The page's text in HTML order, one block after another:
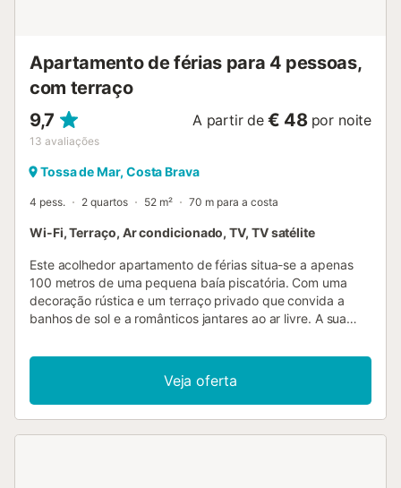
Apartamento de férias para 4 pessoas,
com terraço
9,7
13 avaliações
A partir de € 48 por noite
Tossa de Mar, Costa Brava
4 pess. 2 quartos 52 m² 70 m para a costa
Wi-Fi, Terraço, Ar condicionado, TV, TV satélite
Este acolhedor apartamento de férias situa-se a apenas
100 metros de uma pequena baía piscatória. Com uma
decoração rústica e um terraço privado que convida a
banhos de sol e a românticos jantares ao ar livre. A sua
Ronda, permitirá explorar os numerosos penhascos
escarpados que dão nome à Costa Brava e as suas belas
enseadas. A apenas 2 minutos do centro histórico
medieval e das muralhas de Tossa de Mar. Se desejar,
Veja oferta